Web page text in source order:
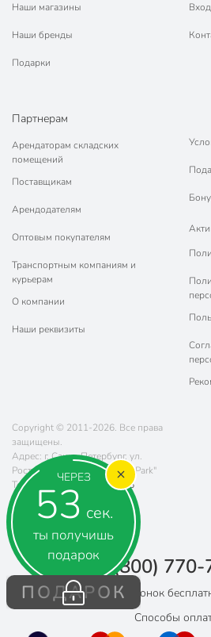
ЧЕРЕЗ
52 сек.
ты получишь
подарок
ПОДАРОК
Наши магазины
Наши бренды
Подарки
Партнерам
Арендаторам складских
помещений
Поставщикам
Арендодателям
Оптовым покупателям
Транспортным компаниям и
курьерам
О компании
Наши реквизиты
Copyright © 2011-2026. Все права
защищены.
Адрес: г. Санкт-Петербург, ул.
Ростовская, 20, КДЦ "Green Park"
Телефон:
8 (800) 770-77-06
Почта:sales@poryadok.ru
8 (800)
Звонок
Способы